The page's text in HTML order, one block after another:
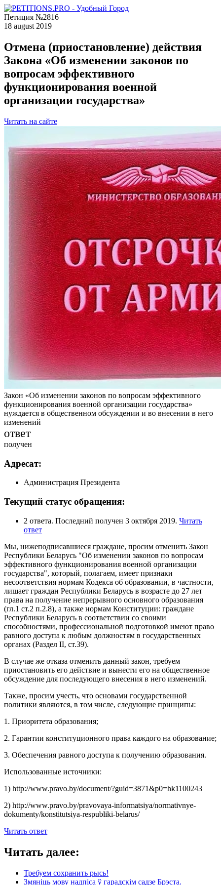
Петиция №2816
18 august 2019
Отмена (приостановление) действия
Закона «Об изменении законов по
вопросам эффективного
функционирования военной
организации государства»
Читать на сайте
Закон «Об изменении законов по вопросам эффективного
функционирования военной организации государства»
нуждается в общественном обсуждении и во внесении в него
изменений
ответ
получен
Адресат:
Администрация Президента
Текущий статус обращения:
2 ответа. Последний получен 3 октября 2019. Читать
ответ
Мы, нижеподписавшиеся граждане, просим отменить Закон
Республики Беларусь "Об изменении законов по вопросам
эффективного функционирования военной организации
государства", который, полагаем, имеет признаки
несоответствия нормам Кодекса об образовании, в частности,
лишает граждан Республики Беларусь в возрасте до 27 лет
права на получение непрерывного основного образования
(гл.1 ст.2 п.2.8), а также нормам Конституции: граждане
Республики Беларусь в соответствии со своими
способностями, профессиональной подготовкой имеют право
равного доступа к любым должностям в государственных
органах (Раздел ІІ, ст.39).
В случае же отказа отменить данный закон, требуем
приостановить его действие и вынести его на общественное
обсуждение для последующего внесения в него изменений.
Также, просим учесть, что основами государственной
политики являются, в том числе, следующие принципы:
1. Приоритета образования;
2. Гарантии конституционного права каждого на образование;
3. Обеспечения равного доступа к получению образования.
Использованные источники:
1) http://www.pravo.by/document/?guid=3871&p0=hk1100243
2) http://www.pravo.by/pravovaya-informatsiya/normativnye-
dokumenty/konstitutsiya-respubliki-belarus/
Читать ответ
Читать далее:
Требуем сохранить рысь!
Змяніць мову надпіса ў гарадскім садзе Брэста.